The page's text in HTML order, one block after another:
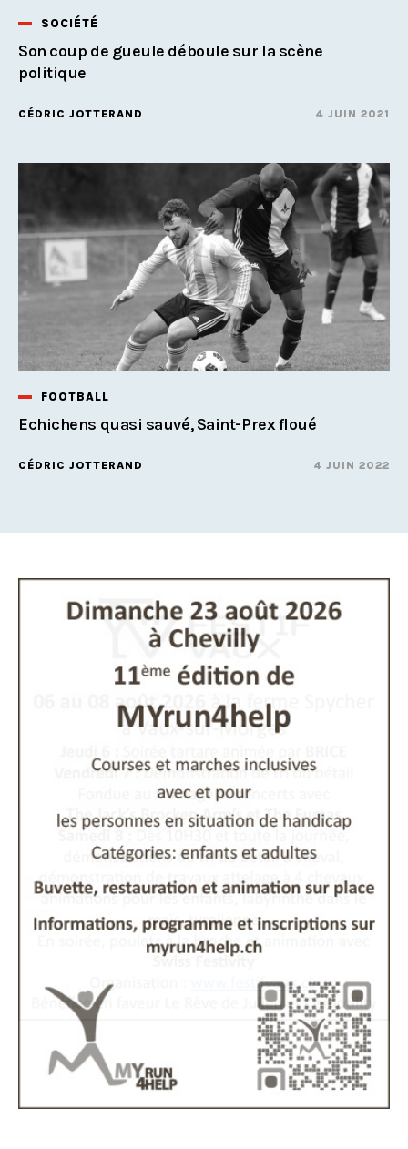
SOCIÉTÉ
Son coup de gueule déboule sur la scène
politique
CÉDRIC JOTTERAND 4 JUIN 2021
FOOTBALL
Echichens quasi sauvé, Saint-Prex floué
CÉDRIC JOTTERAND 4 JUIN 2022